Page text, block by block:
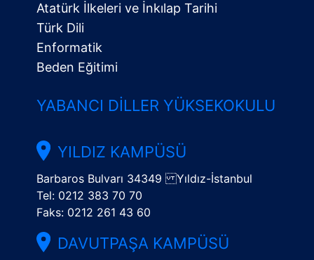
Atatürk İlkeleri ve İnkılap Tarihi
Türk Dili
Enformatik
Beden Eğitimi
YABANCI DILLER YÜKSEKOKULU
YILDIZ KAMPÜSÜ
Barbaros Bulvarı 34349 Yıldız-İstanbul
Tel: 0212 383 70 70
Faks: 0212 261 43 60
DAVUTPAŞA KAMPÜSÜ